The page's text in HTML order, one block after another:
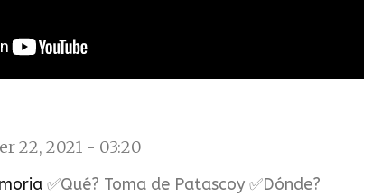
22, 2021 - 03:20
✅Qué? Toma de Patascoy ✅Dónde?